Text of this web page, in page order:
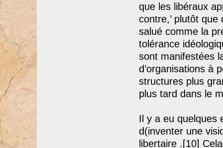
que les libéraux
contre,’ plutôt que
salué comme la
tolérance
sont manifestées
d’organisations à
structures plus
plus tard dans le
Il y a eu quelques
d(inventer une
libertaire .[10]